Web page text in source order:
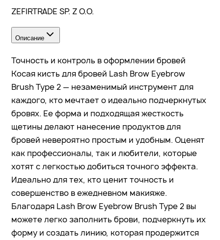
ZEFIRTRADE SP. Z O.O.
Описание
Точность и контроль в оформлении бровей
Косая кисть для бровей Lash Brow Eyebrow
Brush Type 2 — незаменимый инструмент для
каждого, кто мечтает о идеально подчеркнутых
бровях. Ее форма и подходящая жесткость
щетины делают нанесение продуктов для
бровей невероятно простым и удобным. Оценят
как профессионалы, так и любители, которые
хотят с легкостью добиться точного эффекта.
Идеально для тех, кто ценит точность и
совершенство в ежедневном макияже.
Благодаря Lash Brow Eyebrow Brush Type 2 вы
можете легко заполнить брови, подчеркнуть их
форму и создать линию, которая продержится